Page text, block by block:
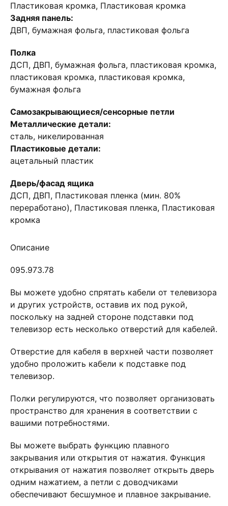
Пластиковая кромка, Пластиковая кромка
Задняя панель:
ДВП, бумажная фольга, пластиковая фольга
Полка
ДСП, ДВП, бумажная фольга, пластиковая кромка,
пластиковая кромка, пластиковая кромка,
бумажная фольга
Самозакрывающиеся/сенсорные петли
Металлические детали:
сталь, никелированная
Пластиковые детали:
ацетальный пластик
Дверь/фасад ящика
ДСП, ДВП, Пластиковая пленка (мин. 80%
переработано), Пластиковая пленка, Пластиковая
кромка
Описание
095.973.78
Вы можете удобно спрятать кабели от телевизора
и других устройств, оставив их под рукой,
поскольку на задней стороне подставки под
телевизор есть несколько отверстий для кабелей.
Отверстие для кабеля в верхней части позволяет
удобно проложить кабели к подставке под
телевизор.
Полки регулируются, что позволяет организовать
пространство для хранения в соответствии с
вашими потребностями.
Вы можете выбрать функцию плавного
закрывания или открытия от нажатия. Функция
открывания от нажатия позволяет открыть дверь
одним нажатием, а петли с доводчиками
обеспечивают бесшумное и плавное закрывание.